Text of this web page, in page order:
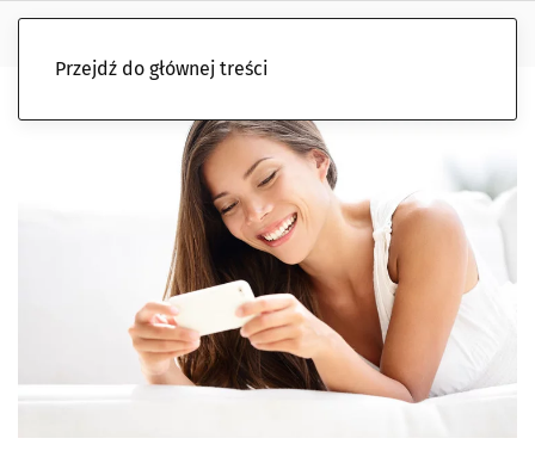
Przejdź do głównej treści